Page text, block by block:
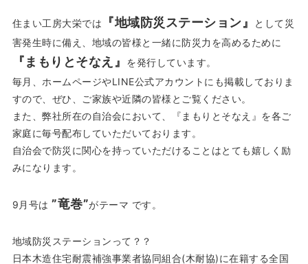
住まい工房大栄では 『地域防災ステーション』
として災
害発生時に備え、地域の皆様と一緒に防災力を高めるために
『まもりとそなえ』
を発行しています。
毎月、ホームページやLINE公式アカウントにも掲載しておりま
すので、ぜひ、ご家族や近隣の皆様とご覧ください。
また、弊社所在の自治会において、『まもりとそなえ』を各ご
家庭に毎号配布していただいております。
自治会で防災に関心を持っていただけることはとても嬉しく励
みになります。
9月号は ”竜巻”がテーマ です。
地域防災ステーションって？？
日本木造住宅耐震補強事業者協同組合(木耐協)に在籍する全国